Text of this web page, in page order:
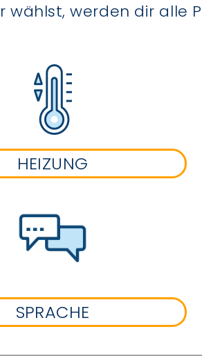
wählst, werden dir alle
HEIZUNG
SPRACHE